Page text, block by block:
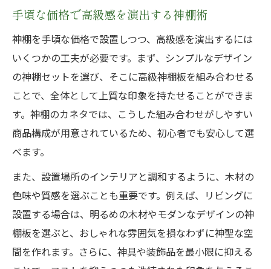
手頃な価格で高級感を演出する神棚術
神棚を手頃な価格で設置しつつ、高級感を演出するには
いくつかの工夫が必要です。まず、シンプルなデザイン
の神棚セットを選び、そこに高級神棚板を組み合わせる
ことで、全体として上質な印象を持たせることができま
す。神棚のカネタでは、こうした組み合わせがしやすい
商品構成が用意されているため、初心者でも安心して選
べます。
また、設置場所のインテリアと調和するように、木材の
色味や質感を選ぶことも重要です。例えば、リビングに
設置する場合は、明るめの木材やモダンなデザインの神
棚板を選ぶと、おしゃれな雰囲気を損なわずに神聖な空
間を作れます。さらに、神具や装飾品を最小限に抑える